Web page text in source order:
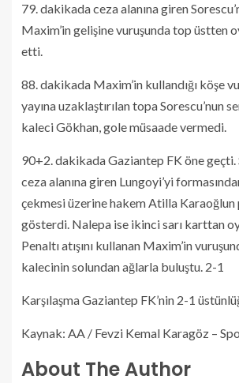
79. dakikada ceza alanına giren
Maxim’in gelişine vuruşunda top üstten
etti.
88. dakikada Maxim’in kullandığı köşe
yayına uzaklaştırılan topa Sorescu’nun
kaleci Gökhan, gole müsaade vermedi.
90+2. dakikada Gaziantep FK öne geçti.
ceza alanına giren Lungoyi’yi
çekmesi üzerine hakem Atilla Karaoğlun
gösterdi. Nalepa ise ikinci sarı karttan
Penaltı atışını kullanan Maxim’in
kalecinin solundan ağlarla buluştu. 2-1
Karşılaşma Gaziantep FK’nin 2-1
Kaynak: AA / Fevzi Kemal Karagöz –
About The Author